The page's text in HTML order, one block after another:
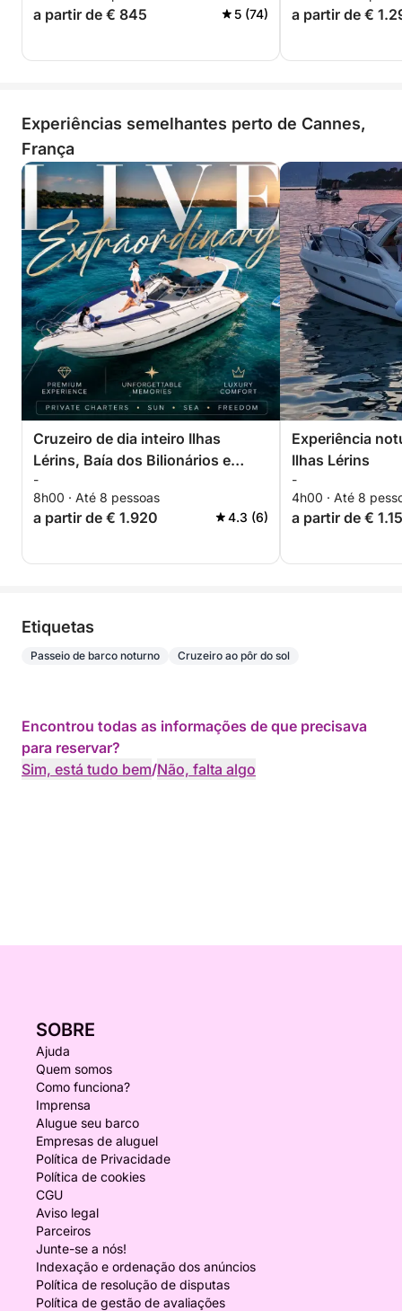
a partir de € 845 5 (74) a partir de €
Experiências semelhantes perto de Cannes,
França
Cruzeiro de dia inteiro Ilhas
Lérins, Baía dos Bilionários e
Théoule-sur-Mer
-
8h00 · Até 8 pessoas
a partir de € 1.920 4.3 (6)
Experiência
Ilhas Lérins
-
4h00 · Até 8
a partir de €
Etiquetas
Passeio de barco noturno Cruzeiro ao pôr do sol
Encontrou todas as informações de que precisava
para reservar?
Sim, está tudo bem/Não, falta algo
SOBRE
Ajuda
Quem somos
Como funciona?
Imprensa
Alugue seu barco
Empresas de aluguel
Política de Privacidade
Política de cookies
CGU
Aviso legal
Parceiros
Junte-se a nós!
Indexação e ordenação dos anúncios
Política de resolução de disputas
Política de gestão de avaliações